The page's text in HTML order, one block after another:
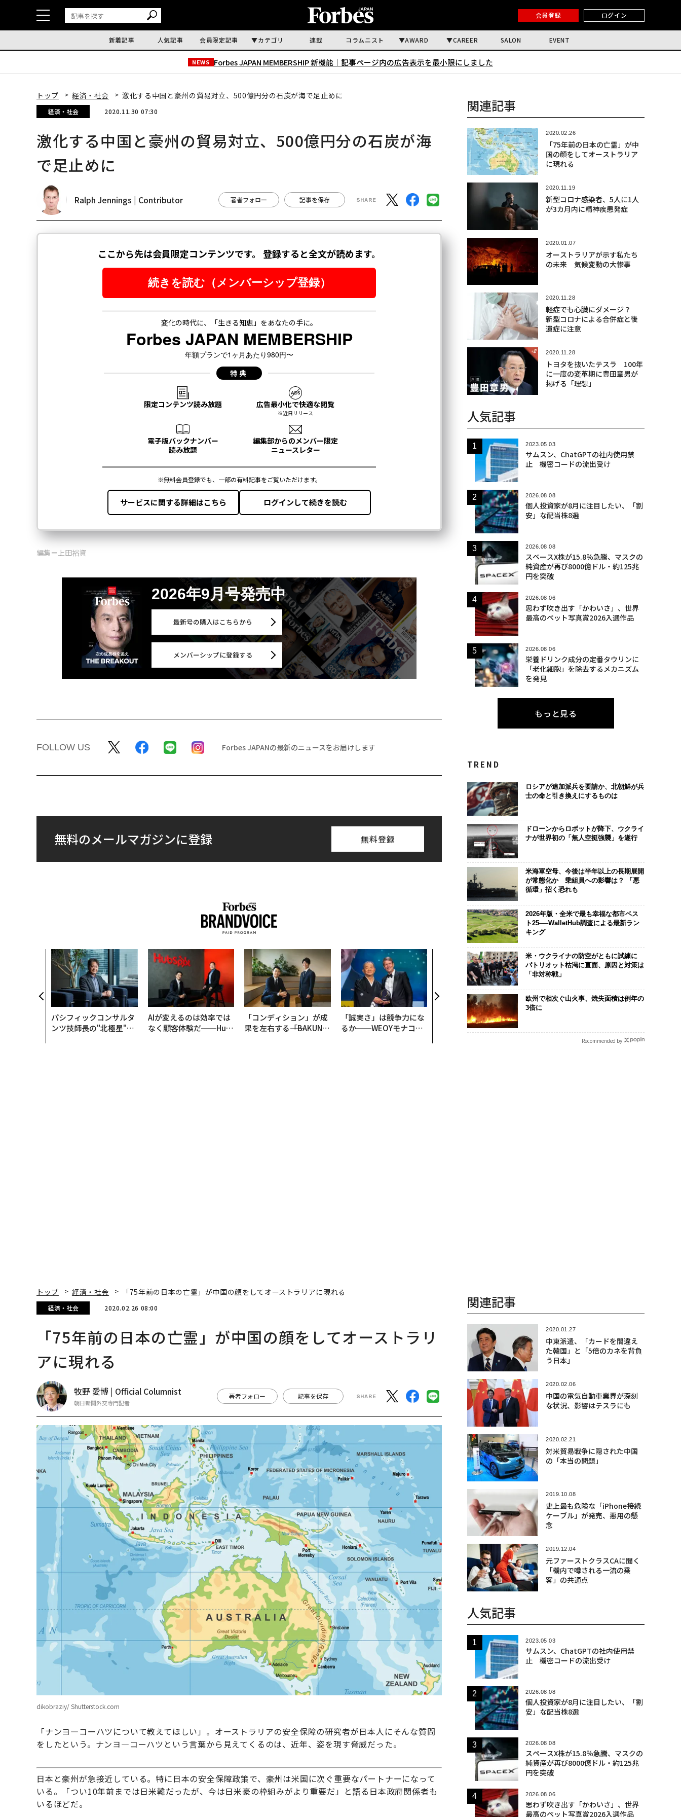
会員登録 ログイン
新着記事 人気記事 会員限定記事 カテゴリ 連載 コラムニスト AWARD CAREER SALON EVENT
NEWS Forbes JAPAN MEMBERSHIP 新機能｜ 記事ページ内の広告表示を最小限にしました
トップ 経済・社会 激化する中国と豪州の貿易対立、500億円分の石炭が海で足止めに
経済・社会 2020.11.30 07:30
激化する中国と豪州の貿易対立、500億円分の石炭が海
で足止めに
Ralph Jennings | Contributor 著者フォロー 記事を保存
編集＝上田裕資
2026年9月号発売中
最新号の購入はこちらから
メンバーシップに登録する
FOLLOW US Forbes JAPANの最新のニュースをお届けします
無料のメールマガジンに登録 無料登録
パシフィックコンサルタ
ンツ技師長の"北極星"。
AIが変えるのは効率では
なく顧客体験だ──Hub
「コンディション」が成
果を左右する――「BAKUN
「誠実さ」は競争力にな
るか──WEOYモナコで
伝統を礎に、未来を再定
義する 125年企業BAT
が挑むスモークレスな未
来
挑戦は個から始まり、共
創によって加速する NOR
QAIN JAPAN 特別座談会
“泊まる”を超
パシオが描く
編）
関連記事
2020.02.26
「75年前の日本の亡霊」が中
国の顔をしてオーストラリア
に現れる
2020.11.19
新型コロナ感染者、5人に1人
が3カ月内に精神疾患発症
2020.01.07
オーストラリアが示す私たち
の未来 気候変動の大惨事
2020.11.28
軽症でも心臓にダメージ？
新型コロナによる合併症と後
遺症に注意
2020.11.28
トヨタを抜いたテスラ 100年
に一度の変革期に豊田章男が
掲げる「理想」
人気記事
2023.05.03
サムスン、ChatGPTの社内使用禁
止 機密コードの流出受け
2026.08.08
個人投資家が8月に注目したい、「割
安」な配当株8選
2026.08.08
スペースX株が15.8％急騰、マスクの
純資産が再び8000億ドル・約125兆
円を突破
2026.08.06
思わず吹き出す「かわいさ」、世界
最高のペット写真賞2026入選作品
2026.08.06
栄養ドリンク成分の定番タウリンに
「老化細胞」を除去するメカニズム
を発見
もっと見る
TREND
ロシアが追加派兵を要請か、北朝鮮が兵
士の命と引き換えにするものは
ドローンからロボットが降下、ウクライ
ナが世界初の「無人空挺強襲」を遂行
米海軍空母、今後は半年以上の長期展開
が常態化か 乗組員への影響は？ 「悪
循環」招く恐れも
2026年版・全米で最も幸福な都市ベス
ト25──WalletHub調査による最新ラン
キング
米・ウクライナの防空がともに試練に
パトリオット枯渇に直面、原因と対策は
「非対称戦」
欧州で相次ぐ山火事、焼失面積は例年の
3倍に
Recommended by
トップ 経済・社会 「75年前の日本の亡霊」が中国の顔をしてオーストラリアに現れる
経済・社会 2020.02.26 08:00
「75年前の日本の亡霊」が中国の顔をしてオーストラリ
アに現れる
牧野 愛博 | Official Columnist
朝日新聞外交専門記者
著者フォロー 記事を保存
dikobraziy/ Shutterstock.com
「ナンヨ―コーハツについて教えてほしい」。オーストラリアの安全保障の研究者が日本人にそんな質問
をしたという。ナンヨ―コーハツという言葉から見えてくるのは、近年、姿を現す脅威だった。
日本と豪州が急接近している。特に日本の安全保障政策で、豪州は米国に次ぐ重要なパートナーになって
いる。「つい10年前までは日米韓だったが、今は日米豪の枠組みがより重要だ」と語る日本政府関係者も
いるほどだ。
関連記事
2020.01.27
中東派遣、「カードを間違え
た韓国」と「5倍のカネを背負
う日本」
2020.02.06
中国の電気自動車業界が深刻
な状況、影響はテスラにも
2020.02.21
対米貿易戦争に隠された中国
の「本当の問題」
2019.10.08
史上最も危険な「iPhone接続
ケーブル」が発売、悪用の懸
念
2019.12.04
元ファーストクラスCAに聞く
「機内で噂される一流の乗
客」の共通点
人気記事
2023.05.03
サムスン、ChatGPTの社内使用禁
止 機密コードの流出受け
2026.08.08
個人投資家が8月に注目したい、「割
安」な配当株8選
2026.08.08
スペースX株が15.8％急騰、マスクの
純資産が再び8000億ドル・約125兆
円を突破
2026.08.06
思わず吹き出す「かわいさ」、世界
最高のペット写真賞2026入選作品